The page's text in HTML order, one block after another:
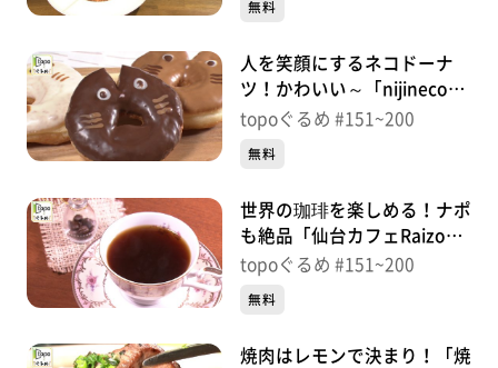
無料
人を笑顔にするネコドーナ
ツ！かわいい～「nijinecoド
ーナツ」（太白区東中田）＃
topoぐるめ #151~200
無料
世界の珈琲を楽しめる！ナポ
も絶品「仙台カフェRaizo」
（太白区中田）＃157【topo
topoぐるめ #151~200
無料
焼肉はレモンで決まり！「焼